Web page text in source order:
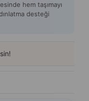
hem taşımayı
desteği